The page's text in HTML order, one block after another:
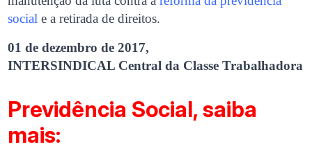
social e a retirada de direitos.
01 de dezembro de 2017,
INTERSINDICAL Central da Classe Trabalhadora
Previdência Social, saiba
mais: